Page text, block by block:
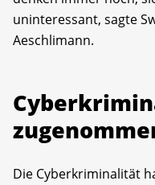
uninteressant, sagte
Aeschlimann.
Die Cyberkriminalität